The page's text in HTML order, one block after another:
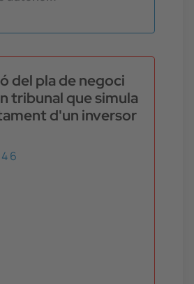
del pla de negoci
tribunal que simula
d'un inversor
46